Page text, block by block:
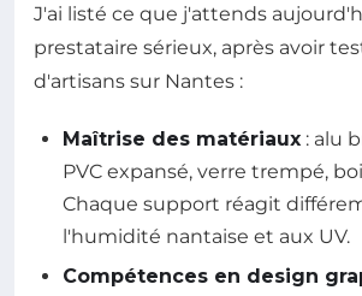
J'ai listé ce que j'attends
prestataire sérieux, après avoir
d'artisans sur Nantes :
Maîtrise des matériaux : alu
PVC expansé, verre trempé,
Chaque support réagit
l'humidité nantaise et aux UV.
Compétences en design